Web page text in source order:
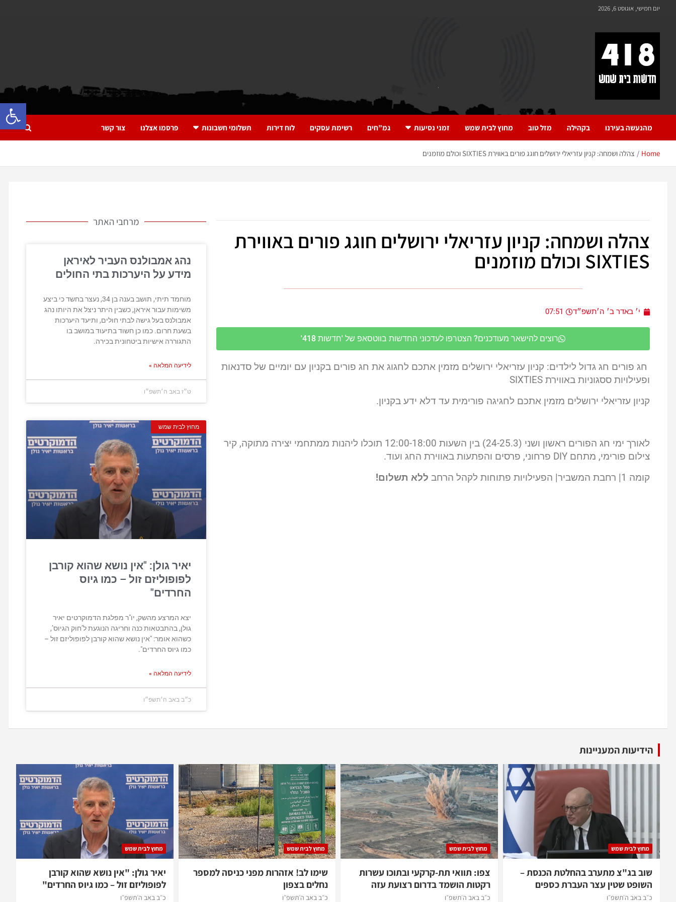
יום חמישי, אוגוסט 6, 2026
418 – חדשות בית שמש
מהנעשה בעירנו בקהילה מזל טוב מחוץ לבית שמש זמני נסיעות גמ”חים רשימת עסקים לוח דירות תשלומי חשבונות פרסמו אצלנו צור קשר
Home צהלה ושמחה: קניון עזריאלי ירושלים חוגג פורים באווירת SIXTIES וכולם מוזמנים
צהלה ושמחה: קניון עזריאלי ירושלים חוגג פורים באווירת
SIXTIES וכולם מוזמנים
י׳ באדר ב׳ ה׳תשפ״ד 07:51
רוצים להישאר מעודכנים? הצטרפו לעדכוני החדשות בווטסאפ של 'חדשות 418'
חג פורים חג גדול לילדים: קניון עזריאלי ירושלים מזמין אתכם לחגוג את חג פורים בקניון עם יומיים של סדנאות
ופעילויות ססגוניות באווירת SIXTIES
קניון עזריאלי ירושלים מזמין אתכם לחגיגה פורימית עד דלא ידע בקניון.
לאורך ימי חג הפורים ראשון ושני (24-25.3) בין השעות 12:00-18:00 תוכלו ליהנות ממתחמי יצירה מתוקה, קיר
צילום פורימי, מתחם DIY פרחוני, פרסים והפתעות באווירת החג ועוד.
קומה 1| רחבת המשביר| הפעילויות פתוחות לקהל הרחב
ללא תשלום!
מרחבי האתר
נהג אמבולנס העביר לאיראן
מידע על היערכות בתי החולים
מוחמד תיתי, תושב בענה בן 34, נעצר בחשד כי ביצע
משימות עבור איראן, כשבין היתר ניצל את היותו נהג
אמבולנס בעל גישה לבתי חולים, ותיעד היערכות
בשעת חרום. כמו כן חשוד בתיעוד במושב בו
התגוררה אישיות ביטחונית בכירה.
לידיעה המלאה »
ט״ז באב ה׳תשפ״ו
מחוץ לבית שמש
יאיר גולן: "אין נושא שהוא קורבן
לפופוליזם זול – כמו גיוס
החרדים"
יצא המרצע מהשק, יו"ר מפלגת הדמוקרטים יאיר
גולן, בהתבטאות כנה וחריגה הנוגעת ל’חוק הגיוס’,
כשהוא אומר: "אין נושא שהוא קורבן לפופוליזם זול –
כמו גיוס החרדים".
לידיעה המלאה »
כ״ב באב ה׳תשפ״ו
הידיעות המעניינות
מחוץ לבית שמש
שוב בג"צ מתערב בהחלטת הכנסת –
השופט שטין עצר העברת כספים
כ״ב באב ה׳תשפ״ו
מחוץ לבית שמש
צפו: תוואי תת-קרקעי ובתוכו עשרות
רקטות הושמד בדרום רצועת עזה
כ״ב באב ה׳תשפ״ו
מחוץ לבית שמש
שימו לב! אזהרות מפני כניסה למספר
נחלים בצפון
כ״ב באב ה׳תשפ״ו
מחוץ לבית שמש
יאיר גולן: "אין נושא שהוא קורבן
לפופוליזם זול – כמו גיוס החרדים"
כ״ב באב ה׳תשפ״ו